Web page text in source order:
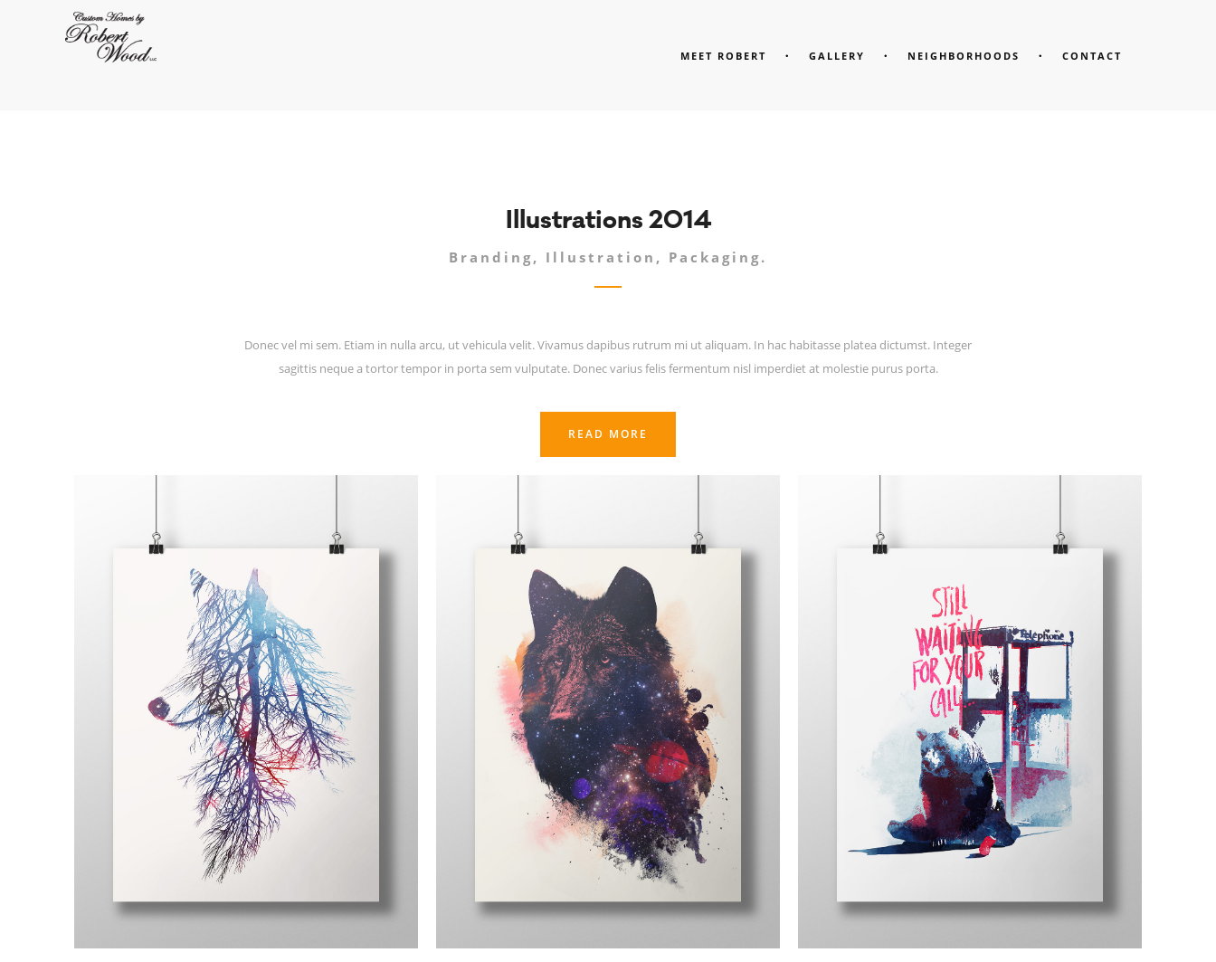
MEET ROBERT GALLERY NEIGHBORHOODS CONTACT
Illustrations 2014
Branding, Illustration, Packaging.
Donec vel mi sem. Etiam in nulla arcu, ut vehicula velit. Vivamus dapibus rutrum mi ut aliquam. In hac habitasse platea dictumst. Integer
sagittis neque a tortor tempor in porta sem vulputate. Donec varius felis fermentum nisl imperdiet at molestie purus porta.
READ MORE